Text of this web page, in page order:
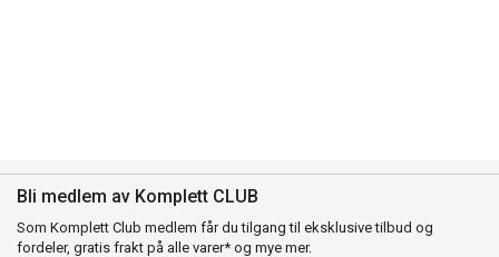
Bli medlem av Komplett CLUB
Som Komplett Club medlem får du tilgang til eksklusive tilbud og
fordeler, gratis frakt på alle varer* og mye mer.